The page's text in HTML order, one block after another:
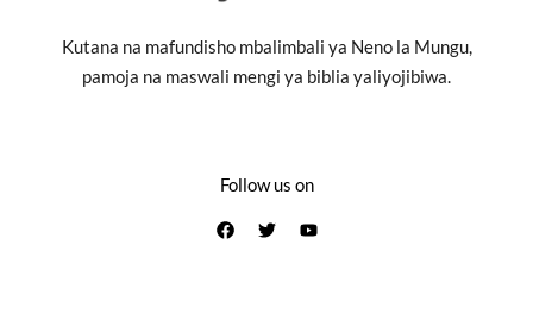
Kutana na mafundisho mbalimbali ya Neno la Mungu,
pamoja na maswali mengi ya biblia yaliyojibiwa.
Follow us on